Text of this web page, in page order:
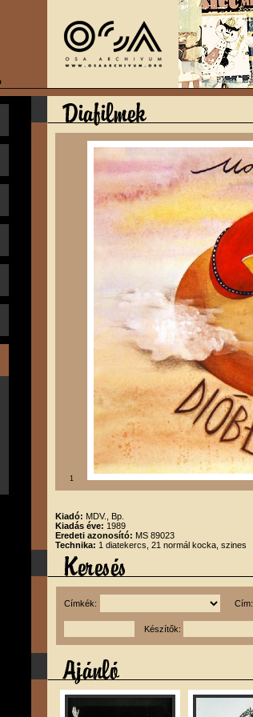
1
Kiadó: MDV., Bp.
Kiadás éve: 1989
Eredeti azonosító: MS 89023
Technika: 1 diatekercs, 21 normál kocka, szines
Címkék: Cím:
Készítők: